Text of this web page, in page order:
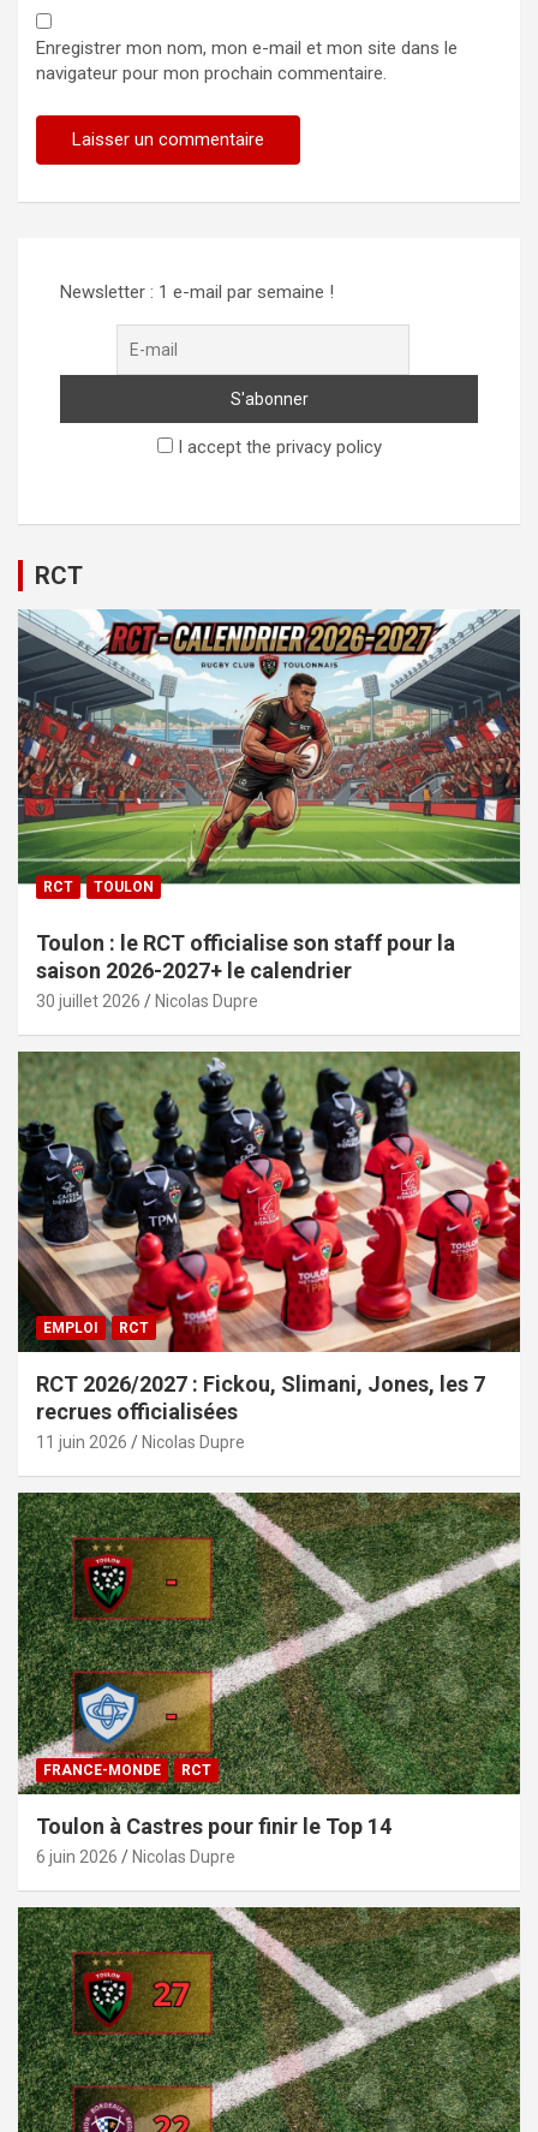
Enregistrer mon nom, mon e-mail et mon site dans le
navigateur pour mon prochain commentaire.
Newsletter : 1 e-mail par semaine !
I accept the privacy policy
RCT
RCT TOULON
Toulon : le RCT officialise son staff pour la
saison 2026-2027+ le calendrier
30 juillet 2026 Nicolas Dupre
EMPLOI RCT
RCT 2026/2027 : Fickou, Slimani, Jones, les 7
recrues officialisées
11 juin 2026 Nicolas Dupre
FRANCE-MONDE RCT
Toulon à Castres pour finir le Top 14
6 juin 2026 Nicolas Dupre